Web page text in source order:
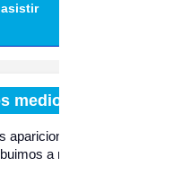
medios
apariciones más
a mejorar la